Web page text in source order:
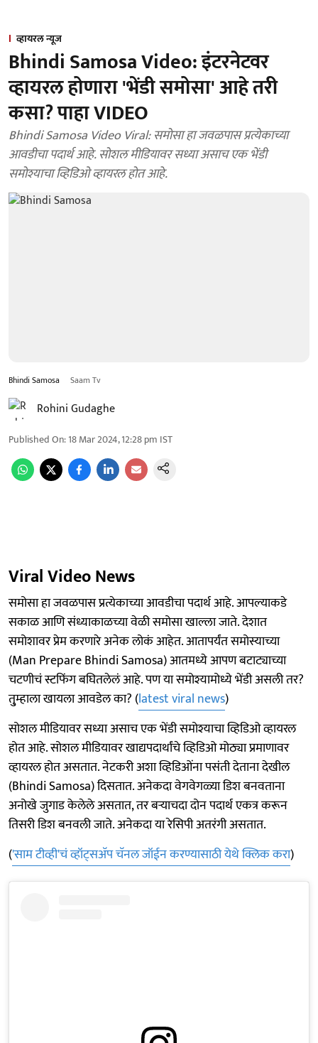
व्हायरल न्यूज
Bhindi Samosa Video: इंटरनेटवर
व्हायरल होणारा 'भेंडी समोसा' आहे तरी
कसा? पाहा VIDEO
Bhindi Samosa Video Viral: समोसा हा जवळपास प्रत्येकाच्या
आवडीचा पदार्थ आहे. सोशल मीडियावर सध्या असाच एक भेंडी
समोश्याचा व्हिडिओ व्हायरल होत आहे.
Bhindi Samosa Saam Tv
Rohini Gudaghe
Published On:18 Mar 2024, 12:28 pm IST
Viral Video News
समोसा हा जवळपास प्रत्येकाच्या आवडीचा पदार्थ आहे. आपल्याकडे
सकाळ आणि संध्याकाळच्या वेळी समोसा खाल्ला जाते. देशात
समोशावर प्रेम करणारे अनेक लोकं आहेत. आतापर्यंत समोस्याच्या
(Man Prepare Bhindi Samosa) आतमध्ये आपण बटाट्याच्या
चटणीचं स्टफिंग बघितलेलं आहे. पण या समोश्यामोध्ये भेंडी असली तर?
तु्म्हाला खायला आवडेल का? (latest viral news)
सोशल मीडियावर सध्या असाच एक भेंडी समोश्याचा व्हिडिओ व्हायरल
होत आहे. सोशल मीडियावर खाद्यपदार्थांचे व्हिडिओ मोठ्या प्रमाणावर
व्हायरल होत असतात. नेटकरी अशा व्हिडिओंना पसंती देताना देखील
(Bhindi Samosa) दिसतात. अनेकदा वेगवेगळ्या डिश बनवताना
अनोखे जुगाड केलेले असतात, तर बऱ्याचदा दोन पदार्थ एकत्र करून
तिसरी डिश बनवली जाते. अनेकदा या रेसिपी अतरंगी असतात.
('साम टीव्ही'चं व्हॉट्सअ‍ॅप चॅनल जॉईन करण्यासाठी येथे क्लिक करा)